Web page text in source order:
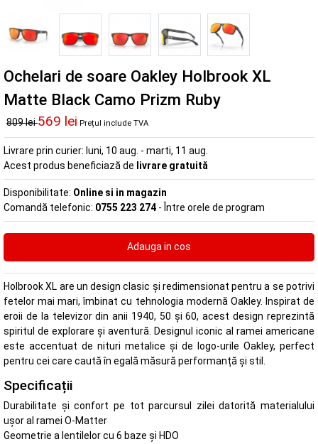
Ochelari de soare Oakley Holbrook XL
Matte Black Camo Prizm Ruby
809 lei569 lei Prețul include TVA
Livrare prin curier: luni, 10 aug. - marti, 11 aug.
Acest produs beneficiază de livrare gratuită
Disponibilitate: Online si in magazin
Comandă telefonic: 0755 223 274 - Între orele de program
Holbrook XL are un design clasic și redimensionat pentru a se potrivi
fetelor mai mari, îmbinat cu tehnologia modernă Oakley. Inspirat de
eroii de la televizor din anii 1940, 50 și 60, acest design reprezintă
spiritul de explorare și aventură. Designul iconic al ramei americane
este accentuat de nituri metalice și de logo-urile Oakley, perfect
pentru cei care caută în egală măsură performanță și stil.
Specificații
Durabilitate și confort pe tot parcursul zilei datorită materialului
ușor al ramei O-Matter
Geometrie a lentilelor cu 6 baze și HDO